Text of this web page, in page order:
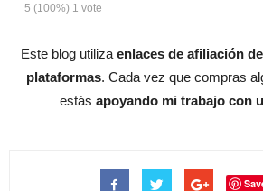
5 (100%) 1 vote
Este blog utiliza enlaces de afiliación
plataformas. Cada vez que compras
estás apoyando mi trabajo con